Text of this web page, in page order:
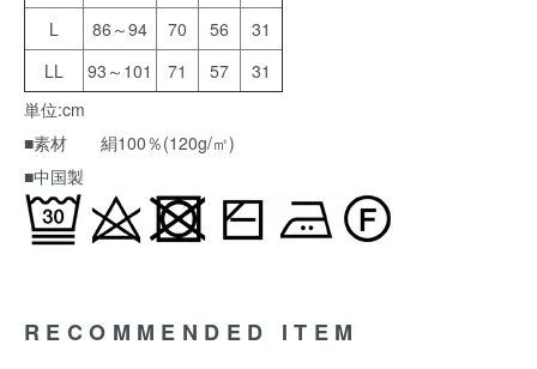
L
86～94 70 56
31
LL
93～101 71 57
31
単位:cm
■素材 絹100％(120g/㎡)
■中国製
RECOMMENDED ITEM